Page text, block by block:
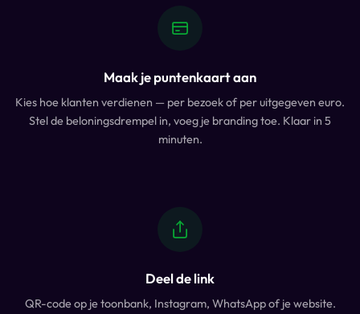
Maak je puntenkaart aan
Kies hoe klanten verdienen — per bezoek of per uitgegeven euro.
Stel de beloningsdrempel in, voeg je branding toe. Klaar in 5
minuten.
Deel de link
QR-code op je toonbank, Instagram, WhatsApp of je website.